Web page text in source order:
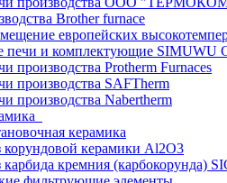
Brother furnace
европейских
печи и комплектующие SIMUWU
производства Protherm Furnaces
производства SAFTherm
производства Nabertherm
керамика
корундовой керамики Al2O3
карбида кремния (карбокорунда)